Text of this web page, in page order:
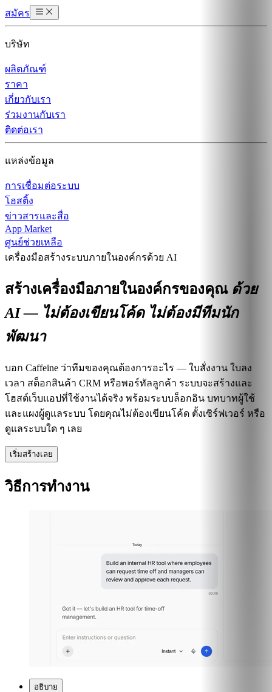
สมัคร
บริษัท
ผลิตภัณฑ์
ราคา
เกี่ยวกับเรา
ร่วมงานกับเรา
ติดต่อเรา
แหล่งข้อมูล
การเชื่อมต่อระบบ
โฮสติ้ง
ข่าวสารและสื่อ
App Market
ศูนย์ช่วยเหลือ
เครื่องมือสร้างระบบภายในองค์กรด้วย AI
สร้างเครื่องมือภายในองค์กรของคุณ ด้วย
AI — ไม่ต้องเขียนโค้ด ไม่ต้องมีทีมนัก
พัฒนา
บอก Caffeine ว่าทีมของคุณต้องการอะไร — ใบสั่งงาน ใบลง
เวลา สต็อกสินค้า CRM หรือพอร์ทัลลูกค้า ระบบจะสร้างและ
โฮสต์เว็บแอปที่ใช้งานได้จริง พร้อมระบบล็อกอิน บทบาทผู้ใช้
และแผงผู้ดูแลระบบ โดยคุณไม่ต้องเขียนโค้ด ตั้งเซิร์ฟเวอร์ หรือ
ดูแลระบบใด ๆ เลย
เริ่มสร้างเลย
วิธีการทำงาน
อธิบาย